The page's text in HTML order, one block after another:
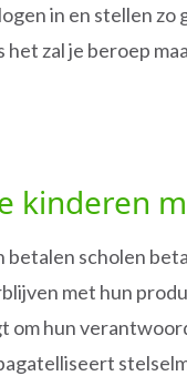
in en stellen
zal je beroep
kinderen
scholen
met hun
om hun